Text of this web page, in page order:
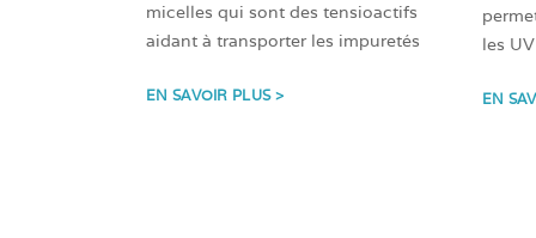
micelles qui sont des tensioactifs
aidant à transporter les impuretés
EN SAVOIR PLUS >
les
EN